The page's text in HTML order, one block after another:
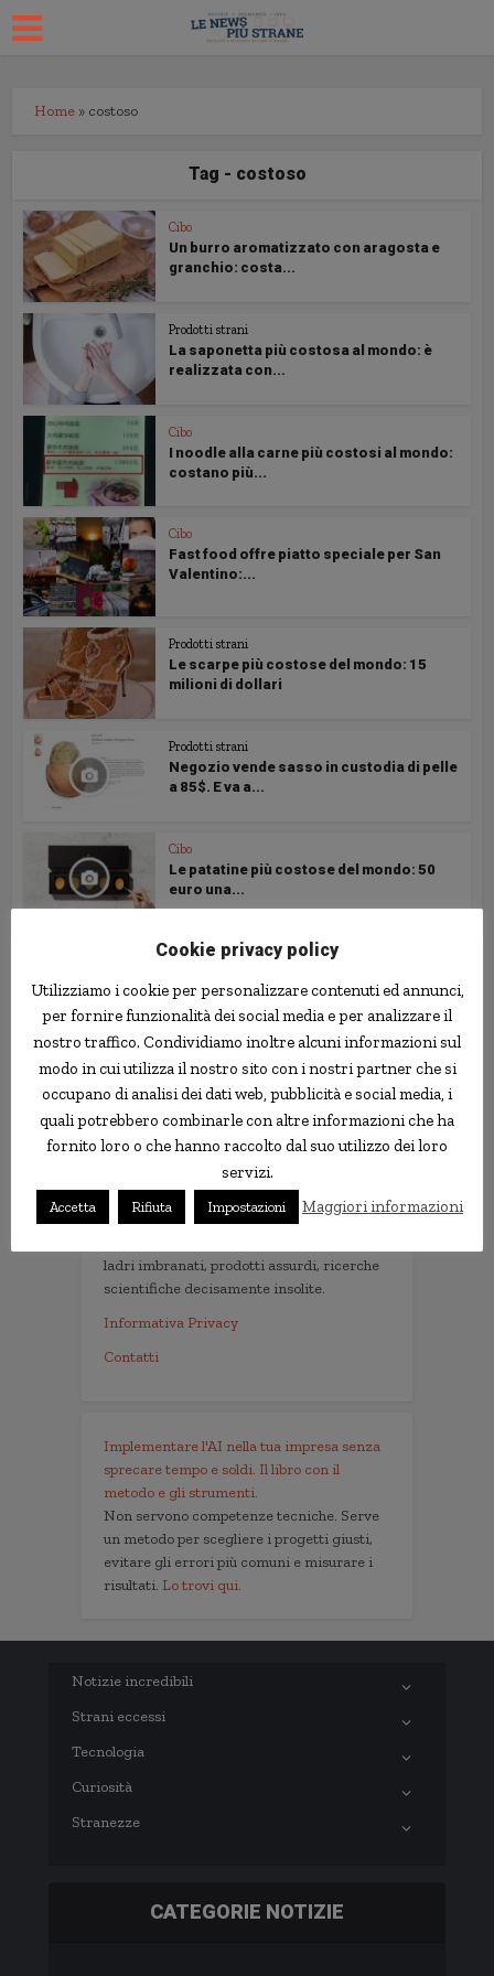
Home » costoso
Tag - costoso
Cibo
Un burro aromatizzato con aragosta e
granchio: costa...
Prodotti strani
La saponetta più costosa al mondo: è
realizzata con...
Cibo
I noodle alla carne più costosi al mondo:
costano più...
Cibo
Fast food offre piatto speciale per San
Valentino:...
Prodotti strani
Le scarpe più costose del mondo: 15
milioni di dollari
Prodotti strani
Negozio vende sasso in custodia di pelle
a 85$. E va a...
Cibo
Le patatine più costose del mondo: 50
euro una...
Follow us
Le news più strane
notizie.delmondo.info è il blog che dal 2003
vi racconta le notizie più incredibili, strane,
ladri imbranati, prodotti assurdi, ricerche
scientifiche decisamente insolite.
Informativa Privacy
Contatti
Implementare l'AI nella tua impresa senza
sprecare tempo e soldi. Il libro con il
metodo e gli strumenti.
Non servono competenze tecniche. Serve
un metodo per scegliere i progetti giusti,
evitare gli errori più comuni e misurare i
risultati. Lo trovi qui.
Notizie incredibili
Strani eccessi
Tecnologia
Curiosità
Stranezze
CATEGORIE NOTIZIE
Cookie privacy policy
Utilizziamo i cookie per personalizzare contenuti ed annunci,
per fornire funzionalità dei social media e per analizzare il
nostro traffico. Condividiamo inoltre alcuni informazioni sul
modo in cui utilizza il nostro sito con i nostri partner che si
occupano di analisi dei dati web, pubblicità e social media, i
quali potrebbero combinarle con altre informazioni che ha
fornito loro o che hanno raccolto dal suo utilizzo dei loro
servizi.
Accetta Rifiuta Impostazioni Maggiori informazioni